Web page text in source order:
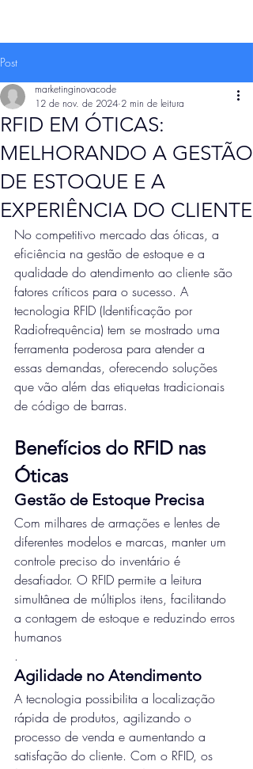
Post
RFID EM ÓTICAS:
MELHORANDO A GESTÃO
DE ESTOQUE E A
EXPERIÊNCIA DO CLIENTE
marketinginovacode
12 de nov. de 2024 2 min de leitura
No competitivo mercado das óticas, a
eficiência na gestão de estoque e a
qualidade do atendimento ao cliente são
fatores críticos para o sucesso. A
tecnologia RFID (Identificação por
Radiofrequência) tem se mostrado uma
ferramenta poderosa para atender a
essas demandas, oferecendo soluções
que vão além das etiquetas tradicionais
de código de barras.
Benefícios do RFID nas
Óticas
Gestão de Estoque Precisa
Com milhares de armações e lentes de
diferentes modelos e marcas, manter um
controle preciso do inventário é
desafiador. O RFID permite a leitura
simultânea de múltiplos itens, facilitando
a contagem de estoque e reduzindo erros
humanos
.
Agilidade no Atendimento
A tecnologia possibilita a localização
rápida de produtos, agilizando o
processo de venda e aumentando a
satisfação do cliente. Com o RFID, os